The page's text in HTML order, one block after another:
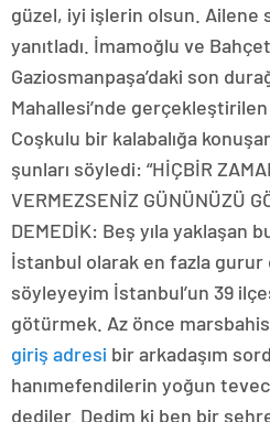
güzel, iyi işlerin olsun. Ailene
yanıtladı. İmamoğlu ve
Gaziosmanpaşa’daki son
Mahallesi’nde gerçekleştirilen
Coşkulu bir kalabalığa
şunları söyledi: “HİÇBİR
VERMEZSENİZ GÜNÜNÜZÜ
DEMEDİK: Beş yıla yaklaşan
İstanbul olarak en fazla gurur
söyleyeyim İstanbul’un 39
götürmek. Az önce
giriş adresi bir arkadaşım
hanımefendilerin yoğun
dediler. Dedim ki ben bir